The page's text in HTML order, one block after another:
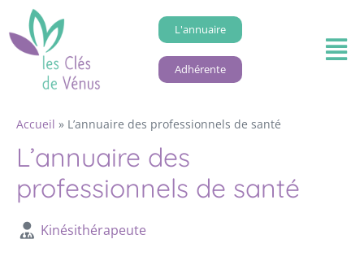
L'annuaire
Adhérente
Accueil » L’annuaire des professionnels de santé
L’annuaire des
professionnels de santé
Kinésithérapeute